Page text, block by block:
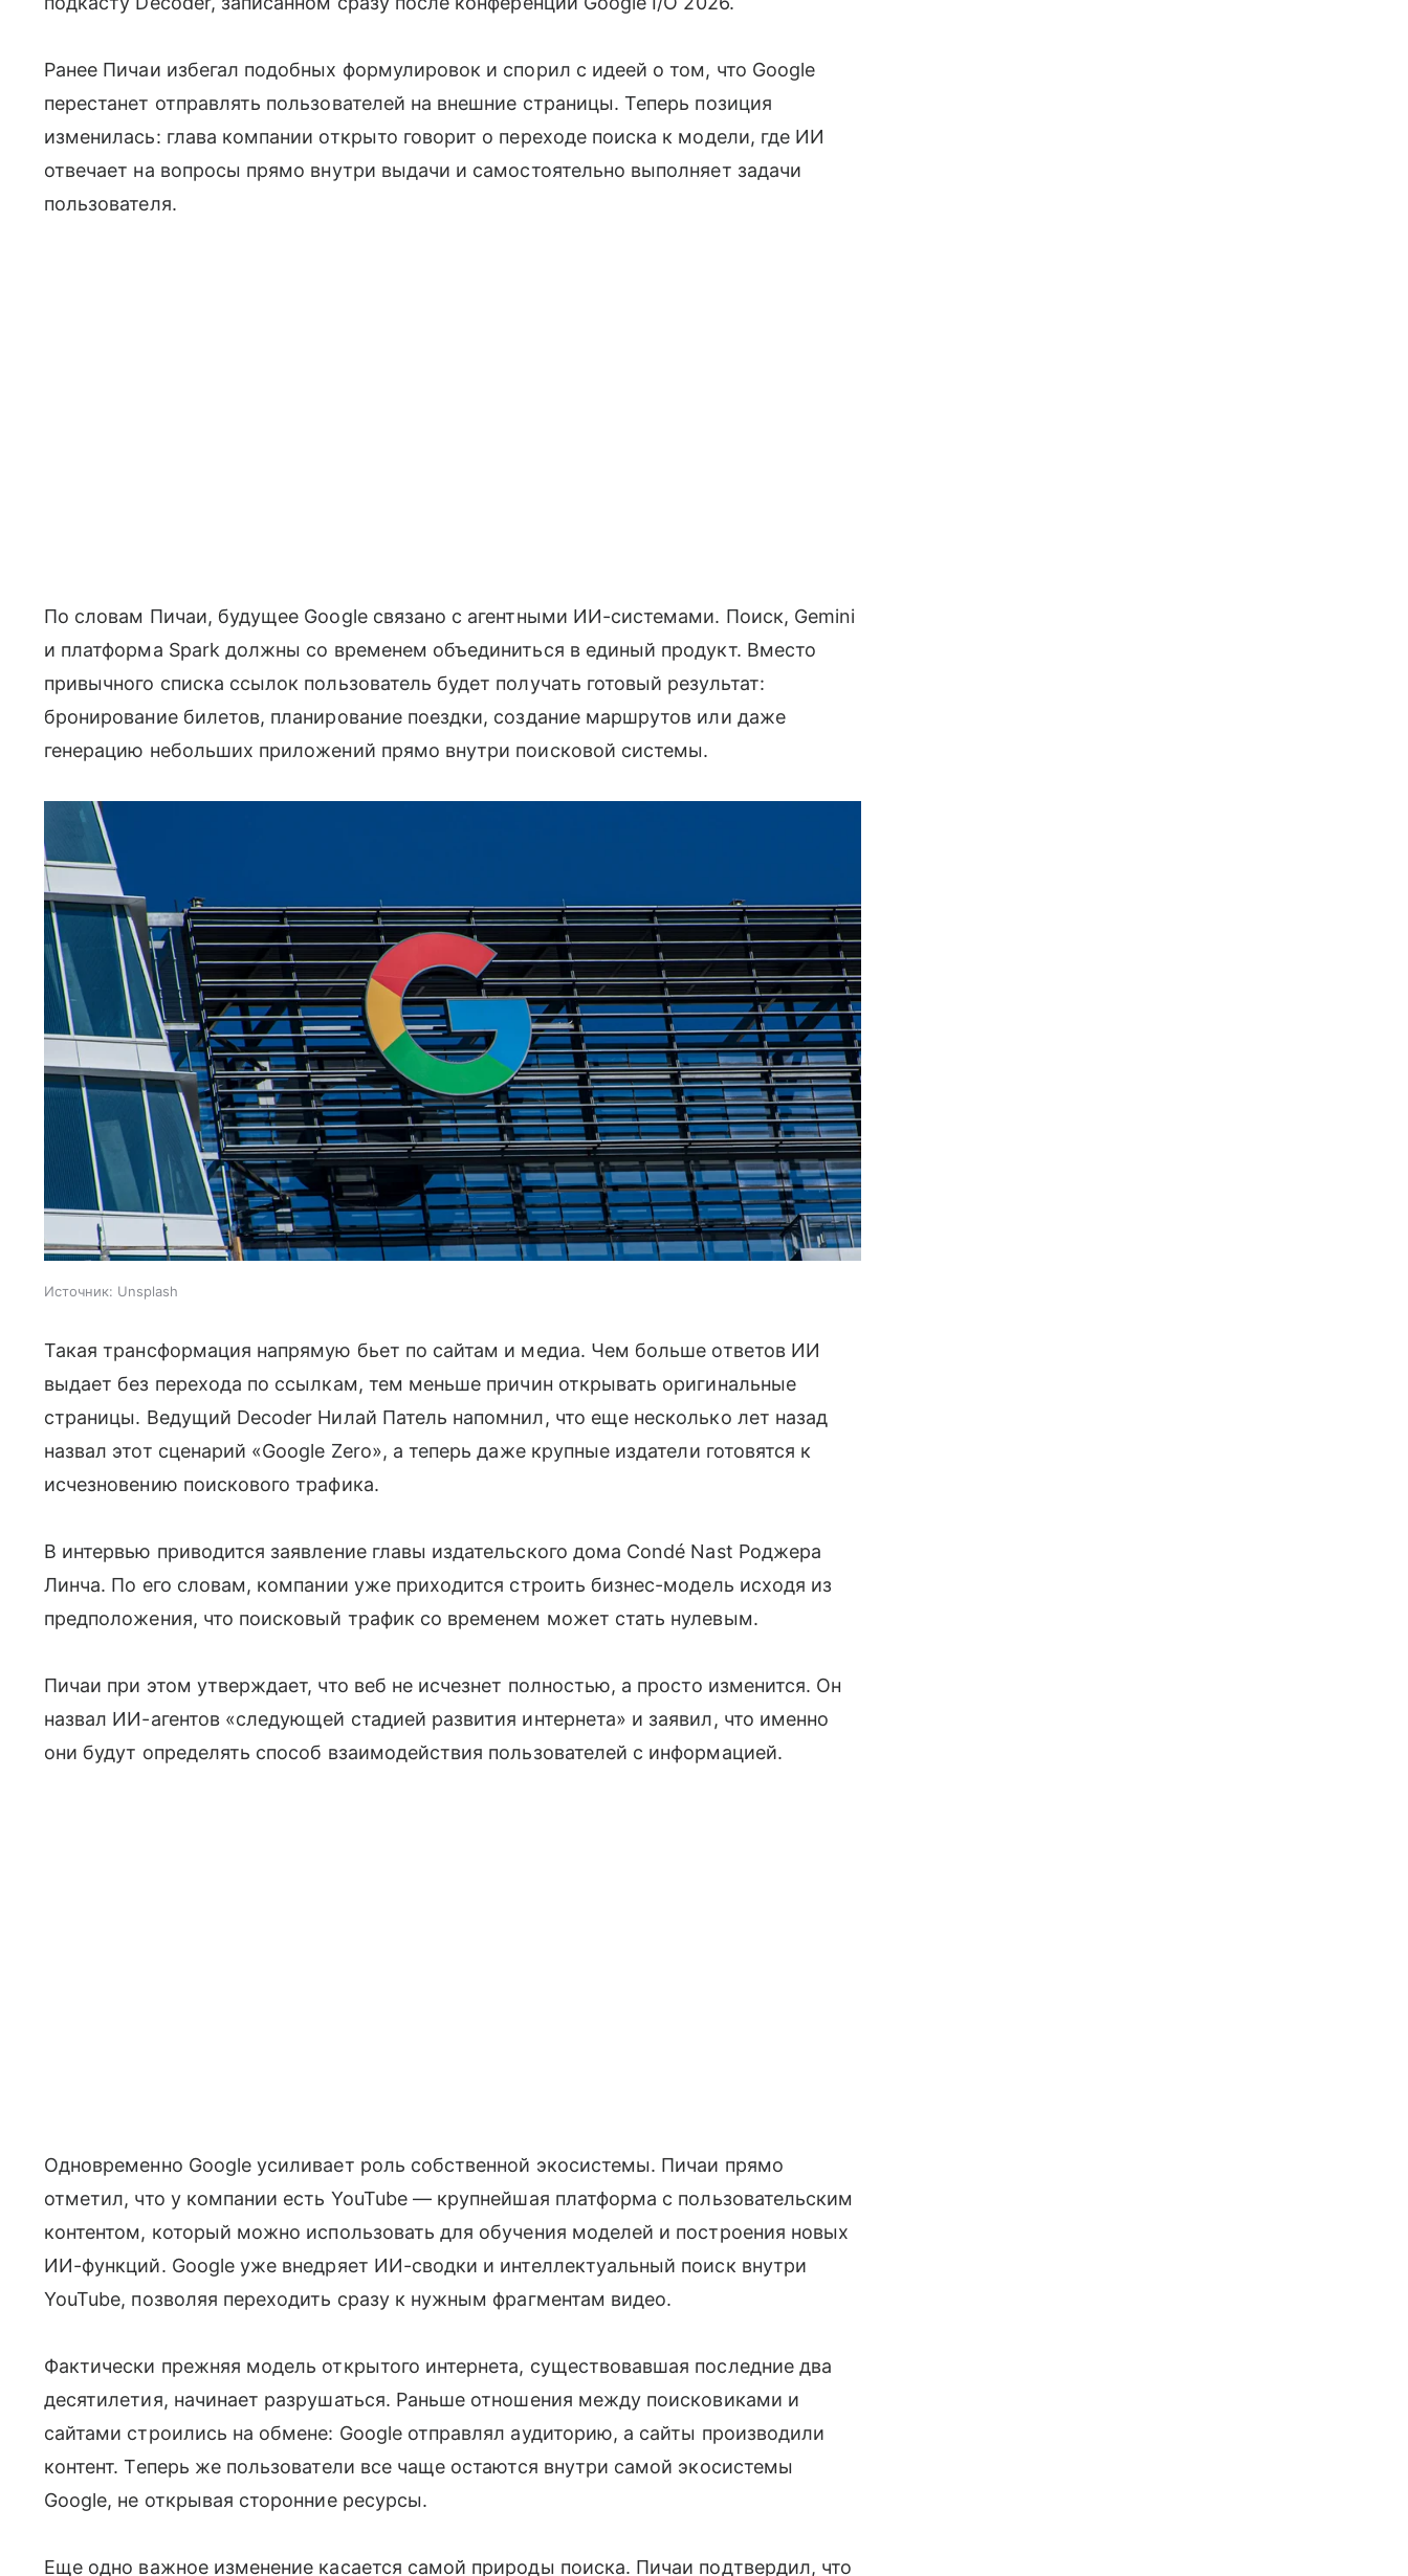
Ранее Пичаи избегал подобных формулировок и спорил с идеей о том, что Google
перестанет отправлять пользователей на внешние страницы. Теперь позиция
изменилась: глава компании открыто говорит о переходе поиска к модели, где ИИ
отвечает на вопросы прямо внутри выдачи и самостоятельно выполняет задачи
пользователя.
По словам Пичаи, будущее Google связано с агентными ИИ-системами. Поиск, Gemini
и платформа Spark должны со временем объединиться в единый продукт. Вместо
привычного списка ссылок пользователь будет получать готовый результат:
бронирование билетов, планирование поездки, создание маршрутов или даже
генерацию небольших приложений прямо внутри поисковой системы.
Источник: Unsplash
Такая трансформация напрямую бьет по сайтам и медиа. Чем больше ответов ИИ
выдает без перехода по ссылкам, тем меньше причин открывать оригинальные
страницы. Ведущий Decoder Нилай Патель напомнил, что еще несколько лет назад
назвал этот сценарий «Google Zero», а теперь даже крупные издатели готовятся к
исчезновению поискового трафика.
В интервью приводится заявление главы издательского дома Condé Nast Роджера
Линча. По его словам, компании уже приходится строить бизнес-модель исходя из
предположения, что поисковый трафик со временем может стать нулевым.
Пичаи при этом утверждает, что веб не исчезнет полностью, а просто изменится. Он
назвал ИИ-агентов «следующей стадией развития интернета» и заявил, что именно
они будут определять способ взаимодействия пользователей с информацией.
Одновременно Google усиливает роль собственной экосистемы. Пичаи прямо
отметил, что у компании есть YouTube — крупнейшая платформа с пользовательским
контентом, который можно использовать для обучения моделей и построения новых
ИИ-функций. Google уже внедряет ИИ-сводки и интеллектуальный поиск внутри
YouTube, позволяя переходить сразу к нужным фрагментам видео.
Фактически прежняя модель открытого интернета, существовавшая последние два
десятилетия, начинает разрушаться. Раньше отношения между поисковиками и
сайтами строились на обмене: Google отправлял аудиторию, а сайты производили
контент. Теперь же пользователи все чаще остаются внутри самой экосистемы
Google, не открывая сторонние ресурсы.
Еще одно важное изменение касается самой природы поиска. Пичаи подтвердил, что